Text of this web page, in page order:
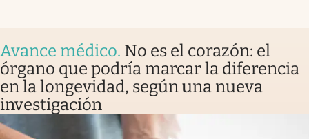
Avance médico. No es el corazón: el
órgano que podría marcar la diferencia
en la longevidad, según una nueva
investigación